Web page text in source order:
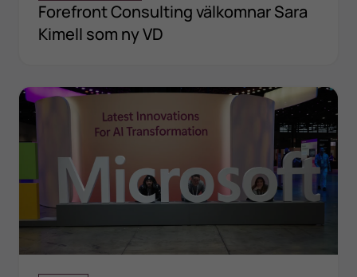
Forefront Consulting välkomnar Sara
Kimell som ny VD